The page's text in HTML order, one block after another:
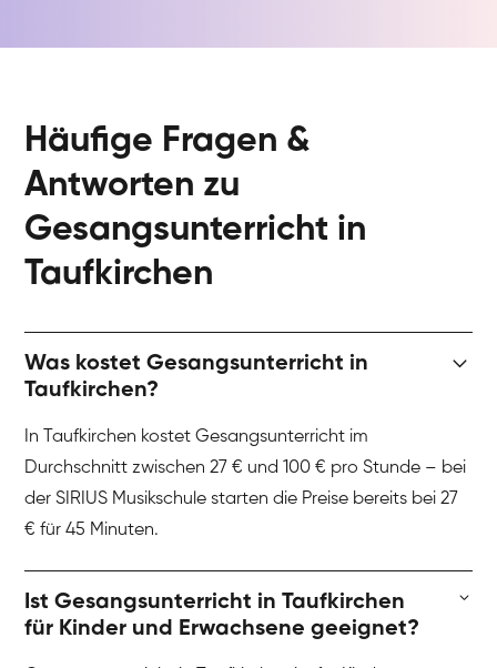
Häufige Fragen &
Antworten zu
Gesangsunterricht in
Taufkirchen
Was kostet Gesangsunterricht in
Taufkirchen?
In Taufkirchen kostet Gesangsunterricht im
Durchschnitt zwischen 27 € und 100 € pro Stunde – bei
der SIRIUS Musikschule starten die Preise bereits bei 27
€ für 45 Minuten.
Ist Gesangsunterricht in Taufkirchen
für Kinder und Erwachsene geeignet?